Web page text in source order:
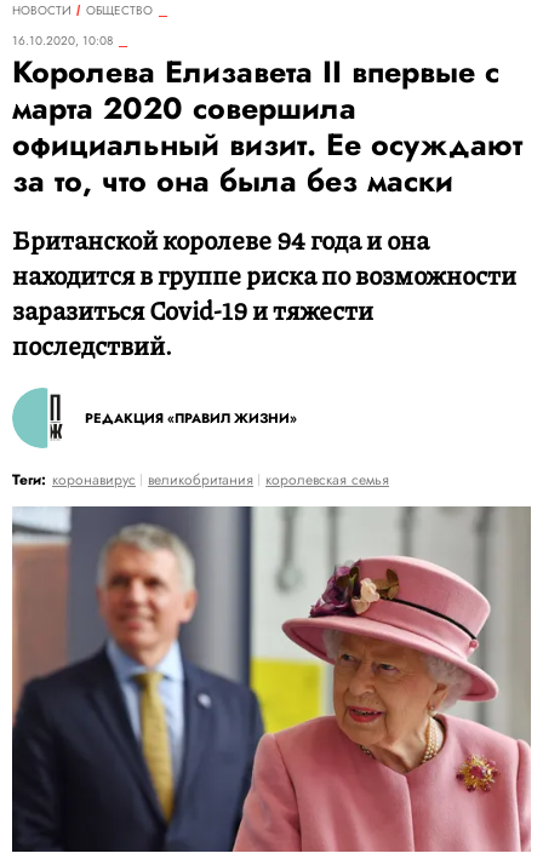
НОВОСТИ
ОБЩЕСТВО
16.10.2020, 10:08
Королева Елизавета II впервые с
марта 2020 совершила
официальный визит. Ее осуждают
за то, что она была без маски
Британской королеве 94 года и она
находится в группе риска по возможности
заразиться Covid-19 и тяжести
последствий.
РЕДАКЦИЯ «ПРАВИЛ ЖИЗНИ»
Теги: коронавирус великобритания королевская семья